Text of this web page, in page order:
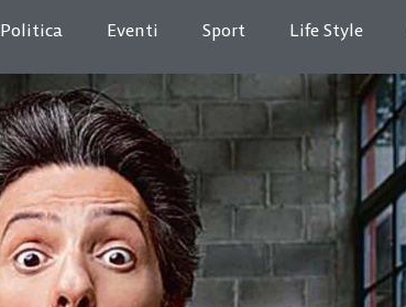
Politica Eventi Sport Life Style